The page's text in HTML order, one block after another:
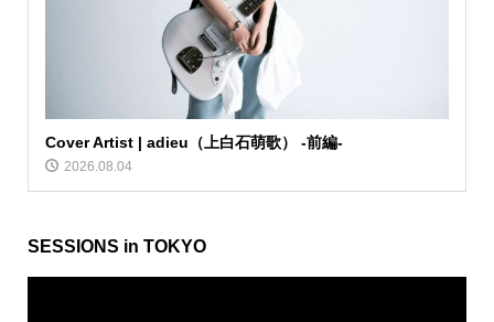
Cover Artist | adieu（上白石萌歌） -前編-
2026.08.04
SESSIONS in TOKYO